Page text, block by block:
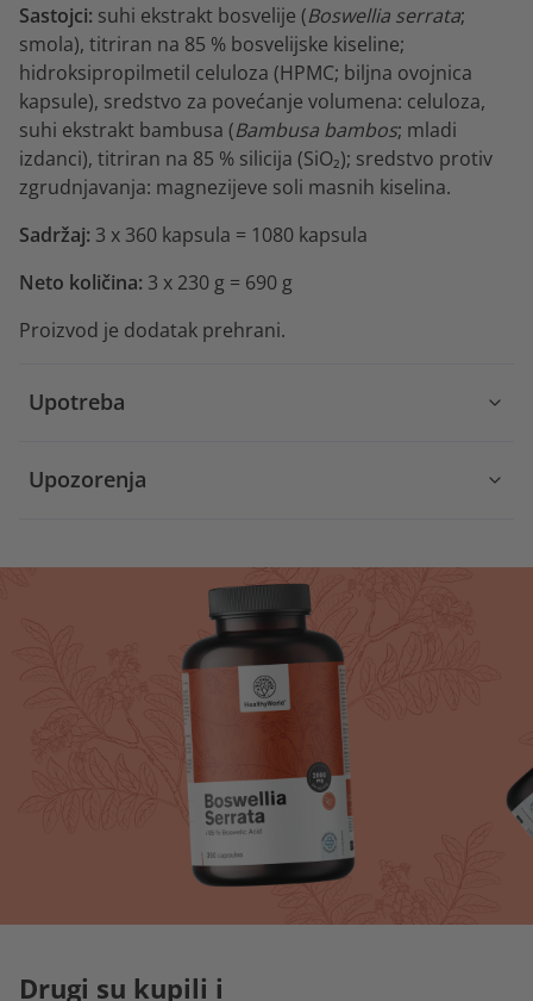
Sastojci: suhi ekstrakt bosvelije (Boswellia serrata;
smola), titriran na 85 % bosvelijske kiseline;
hidroksipropilmetil celuloza (HPMC; biljna ovojnica
kapsule), sredstvo za povećanje volumena: celuloza,
suhi ekstrakt bambusa (Bambusa bambos; mladi
izdanci), titriran na 85 % silicija (SiO₂); sredstvo protiv
zgrudnjavanja: magnezijeve soli masnih kiselina.
Sadržaj: 3 x 360 kapsula = 1080 kapsula
Neto količina: 3 x 230 g = 690 g
Proizvod je dodatak prehrani.
Upotreba
Upozorenja
Drugi su kupili i